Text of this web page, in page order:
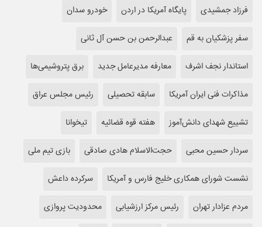
فرزاد جمشیدی
پایگاه آمریکا در اردن
خودرو سدان
سفر پزشکیان به قم
عبدالرحمن بن حسن آل ثانی
استاندار نجف اشرف
معارفه مدیرعامل جدید
برق پتروشیمی‌ها
مذاکرات فنی ایران آمریکا
سابقه تحصیلی
رئیس مجلس عراق
تشییع شهدای دانش‌آموز
هفته قوه قضائیه
تیخوانا
سردار حسین محبی
حجت‌الاسلام هادی صادقی
بازی تیم ملی
نشست شورای همکاری خلیج فارس و آمریکا
سرکرده داعش
مردم عزادار تهران
رئیس مرکز ارزشیابی
محدودیت پروازی